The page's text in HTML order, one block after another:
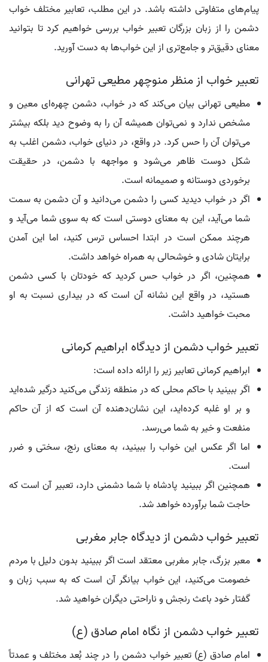
پیام‌های متفاوتی داشته باشد. در این مطلب، تعابیر مختلف خواب
دشمن را از زبان بزرگان تعبیر خواب بررسی خواهیم کرد تا بتوانید
معنای دقیق‌تر و جامع‌تری از این خواب‌ها به دست آورید.
تعبیر خواب از منظر منوچهر مطیعی تهرانی
مطیعی تهرانی بیان می‌کند که در خواب، دشمن چهره‌ای معین و
مشخص ندارد و نمی‌توان همیشه آن را به وضوح دید بلکه بیشتر
می‌توان آن را حس کرد. در واقع، در دنیای خواب، دشمن اغلب به
شکل دوست ظاهر می‌شود و مواجهه با دشمن، در حقیقت
برخوردی دوستانه و صمیمانه است.
اگر در خواب دیدید کسی را دشمن می‌دانید و آن دشمن به سمت
شما می‌آید، این به معنای دوستی است که به سوی شما می‌آید و
هرچند ممکن است در ابتدا احساس ترس کنید، اما این آمدن
برایتان شادی و خوشحالی به همراه خواهد داشت.
همچنین، اگر در خواب حس کردید که خودتان با کسی دشمن
هستید، در واقع این نشانه آن است که در بیداری نسبت به او
محبت خواهید داشت.
تعبیر خواب دشمن از دیدگاه ابراهیم کرمانی
ابراهیم کرمانی تعابیر زیر را ارائه داده است:
اگر ببینید با حاکم محلی که در منطقه زندگی می‌کنید درگیر شده‌اید
و بر او غلبه کرده‌اید، این نشان‌دهنده آن است که از آن حاکم
منفعت و خیر به شما می‌رسد.
اما اگر عکس این خواب را ببینید، به معنای رنج، سختی و ضرر
است.
همچنین اگر ببینید پادشاه با شما دشمنی دارد، تعبیر آن است که
حاجت شما برآورده خواهد شد.
تعبیر خواب دشمن از دیدگاه جابر مغربی
معبر بزرگ، جابر مغربی معتقد است اگر ببینید بدون دلیل با مردم
خصومت می‌کنید، این خواب بیانگر آن است که به سبب زبان و
گفتار خود باعث رنجش و ناراحتی دیگران خواهید شد.
تعبیر خواب دشمن از نگاه امام صادق (ع)
امام صادق (ع) تعبیر خواب دشمن را در چند بُعد مختلف و عمدتاً